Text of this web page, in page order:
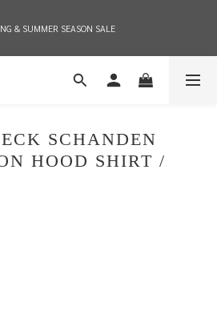
& SUMMER SEASON SALE
& SUMMER SEASON SALE
店免運費，NT$10,000店到店與宅配到府免運費
& SUMMER SEASON SALE
SCHANDEN
HOOD SHIRT /